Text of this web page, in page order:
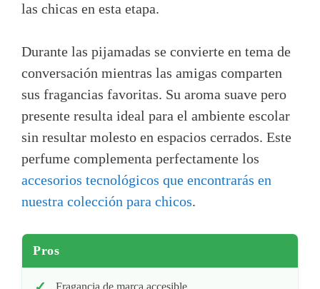
las chicas en esta etapa.
Durante las pijamadas se convierte en tema de
conversación mientras las amigas comparten
sus fragancias favoritas. Su aroma suave pero
presente resulta ideal para el ambiente escolar
sin resultar molesto en espacios cerrados. Este
perfume complementa perfectamente los
accesorios tecnológicos que encontrarás en
nuestra colección para chicos.
Pros